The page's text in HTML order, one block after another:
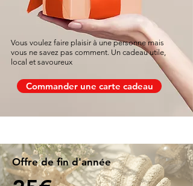
Vous voulez faire plaisir à une personne mais
vous ne savez pas comment. Un cadeau utile,
local et savoureux
Commander une carte cadeau
Offre de fin d'année